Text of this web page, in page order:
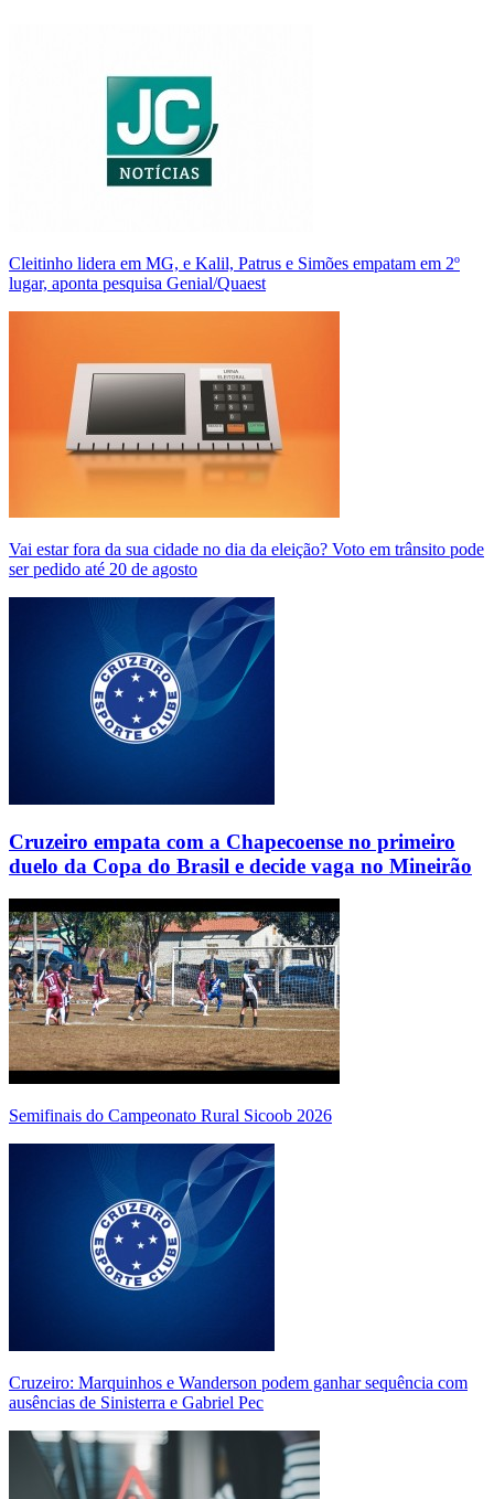
Cleitinho lidera em MG, e Kalil, Patrus e Simões empatam em 2º
lugar, aponta pesquisa Genial/Quaest
Vai estar fora da sua cidade no dia da eleição? Voto em trânsito pode
ser pedido até 20 de agosto
Cruzeiro empata com a Chapecoense no primeiro
duelo da Copa do Brasil e decide vaga no Mineirão
Semifinais do Campeonato Rural Sicoob 2026
Cruzeiro: Marquinhos e Wanderson podem ganhar sequência com
ausências de Sinisterra e Gabriel Pec